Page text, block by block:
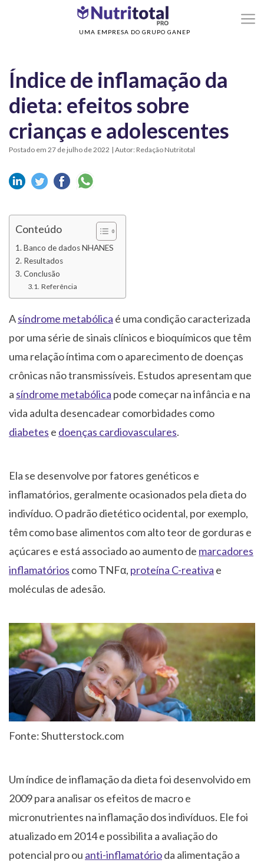
UMA EMPRESA DO GRUPO GANEP
Nutrição Infantil >Índice de inflamação da dieta: efeitos sobre crianças
Índice de inflamação da
dieta: efeitos sobre
crianças e adolescentes
Postado em 27 de julho de 2022 | Autor: Redação Nutritotal
Conteúdo
Banco de dados NHANES
Resultados
Conclusão
Referência
Asíndrome metabólica é uma condição caracterizada
por uma série de sinais clínicos e bioquímicos que têm
uma relação íntima com o aparecimento de doenças
crônicas não transmissíveis. Estudos apresentam que
a síndrome metabólica pode começar na infância e na
vida adulta desencadear comorbidades como
diabetes e doenças cardiovasculares.
Ela se desenvolve por fatores genéticos e
inflamatórios, geralmente ocasionados pela dieta do
indivíduo. O padrão dietético ocidental, por exemplo,
têm como base alimentos com alto teor de gorduras e
açúcares e está associado ao aumento de marcadores
inflamatórios como TNFα, proteína C-reativa e
moléculas de adesão.
Fonte: Shutterstock.com
Um índice de inflamação da dieta foi desenvolvido em
2009 para analisar os efeitos de macro e
micronutrientes na inflamação dos indivíduos. Ele foi
atualizado em 2014 e possibilita a avaliação do
potencial pro ou anti-inflamatórioda alimentação a